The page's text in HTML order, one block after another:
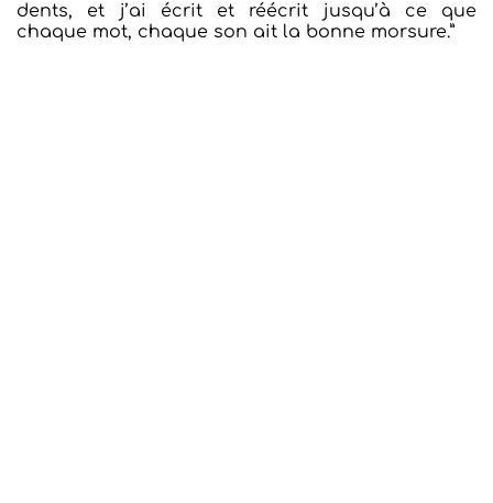
dents, et j’ai écrit et réécrit jusqu’à ce que
chaque mot, chaque son ait la bonne morsure.”